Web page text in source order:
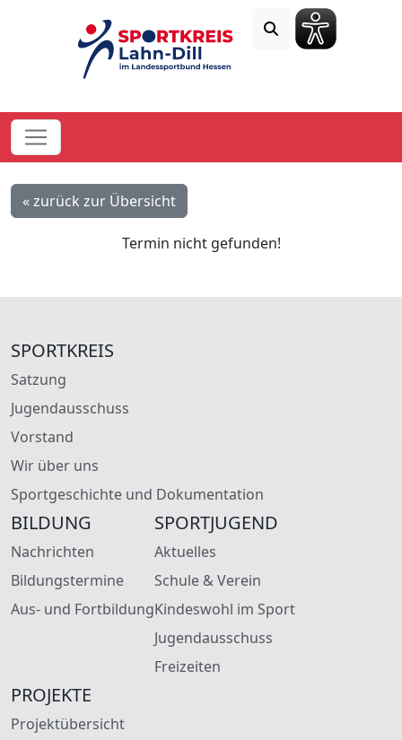
« zurück zur Übersicht
Termin nicht gefunden!
SPORTKREIS
Satzung
Jugendausschuss
Vorstand
Wir über uns
Sportgeschichte und Dokumentation
BILDUNG
Nachrichten
Bildungstermine
Aus- und Fortbildung
SPORTJUGEND
Aktuelles
Schule & Verein
Kindeswohl im Sport
Jugendausschuss
Freizeiten
PROJEKTE
Projektübersicht